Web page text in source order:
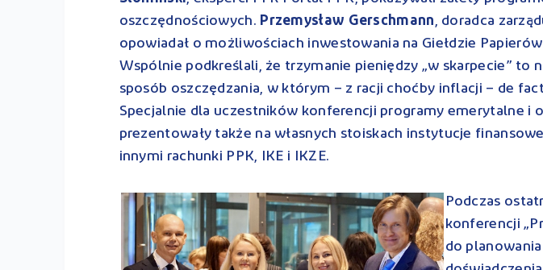
oszczędnościowych. Przemysław Gerschmann, doradca
opowiadał o możliwościach inwestowania na Giełdzie
Wspólnie podkreślali, że trzymanie pieniędzy „w skarpecie” to
sposób oszczędzania, w którym – z racji choćby inflacji – de
Specjalnie dla uczestników konferencji programy emerytalne i
prezentowały także na własnych stoiskach instytucje
innymi rachunki PPK, IKE i IKZE.
Podczas
konferencji
do